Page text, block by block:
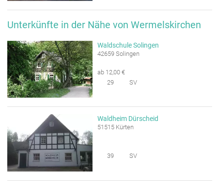
Unterkünfte in der Nähe von Wermelskirchen
Waldschule Solingen
42659 Solingen
ab 12,00 €
29
SV
Waldheim Dürscheid
51515 Kürten
39 SV